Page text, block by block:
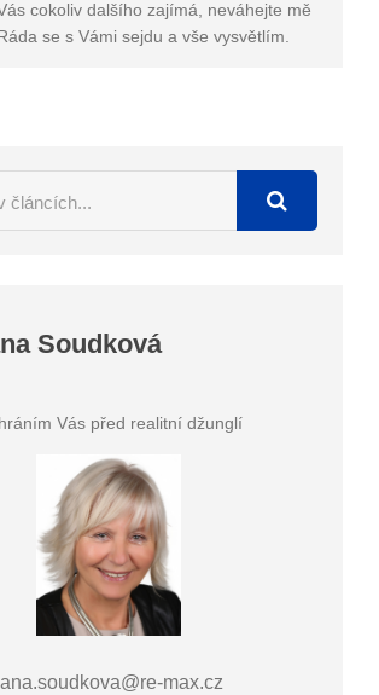
cokoliv dalšího zajímá, neváhejte mě
se s Vámi sejdu a vše vysvětlím.
Soudková
Vás před realitní džunglí
max.cz